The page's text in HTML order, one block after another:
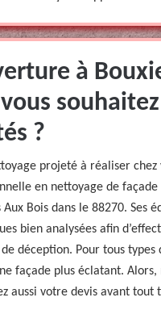
à
?
projeté à réaliser chez
en nettoyage de façade
Bois dans le 88270. Ses
bien analysées afin
déception. Pour tous types
façade plus éclatant. Alors,
aussi votre devis avant tout